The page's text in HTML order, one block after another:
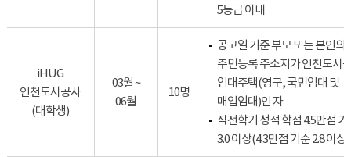
5등급 이내
iHUG
인천도시공사
(대학생)
03월 ~
06월
10명
공고일 기준 부모 또는 본인의
주민등록 주소지가 인천도시
임대주택(영구, 국민임대 및
매입임대)인 자
직전학기 성적 학점 4.5만점 기
3.0 이상(4.3만점 기준 2.8 이상)